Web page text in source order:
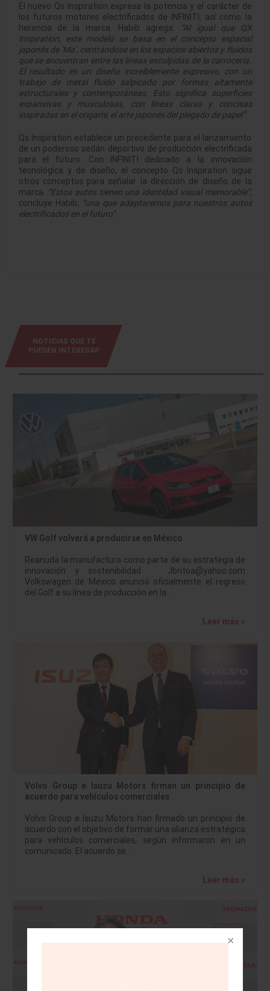
El nuevo Qs Inspiration expresa la potencia y el carácter de
los futuros motores electrificados de INFINITI, así como la
herencia de la marca. Habib agrega:
“Al igual que QX
Inspiration, este modelo se basa en el concepto espacial
japonés de ‘Ma’, centrándose en los espacios abiertos y fluidos
que se encuentran entre las líneas esculpidas de la carrocería.
El resultado es un diseño increíblemente expresivo, con un
trabajo de metal fluido salpicado por formas altamente
estructurales y contemporáneas. Esto significa superficies
expansivas y musculosas, con líneas claras y concisas
inspiradas en el origami, el arte japonés del plegado de papel“.
Qs Inspiration establece un precedente para el lanzamiento
de un poderoso sedán deportivo de producción electrificada
para el futuro. Con INFINITI dedicado a la innovación
tecnológica y de diseño, el concepto Qs Inspiration sigue
otros conceptos para señalar la dirección de diseño de la
marca. “Estos autos tienen una identidad visual memorable”,
concluye Habib; “una que adaptaremos para nuestros autos
electrificados en el futuro”.
NOTICIAS QUE TE
PUEDEN INTERESAR
VW Golf volverá a producirse en México
Reanuda la manufactura como parte de su estrategia de
innovación y sostenibilidad Jbritoa@yahoo.com
Volkswagen de México anunció oficialmente el regreso
del Golf a su línea de producción en la…
Leer más »
Volvo Group e Isuzu Motors firman un principio de
acuerdo para vehículos comerciales
Volvo Group e Isuzu Motors han firmado un principio de
acuerdo con el objetivo de formar una alianza estratégica
para vehículos comerciales, según informaron en un
comunicado. El acuerdo se…
Leer más »